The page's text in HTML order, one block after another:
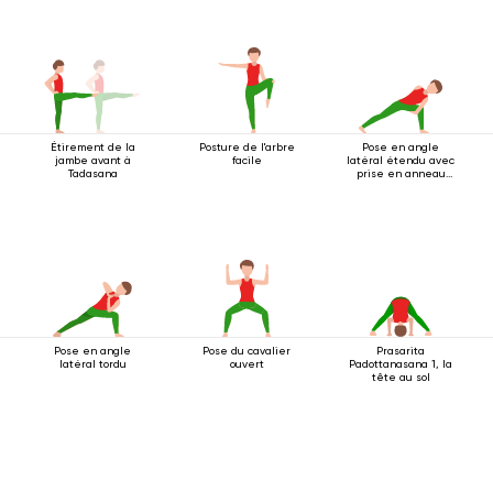
Étirement de la
jambe avant à
Tadasana
Posture de l'arbre
facile
Pose en angle
latéral étendu avec
prise en anneau
Pose en angle
latéral tordu
Pose du cavalier
ouvert
Prasarita
Padottanasana 1, la
tête au sol